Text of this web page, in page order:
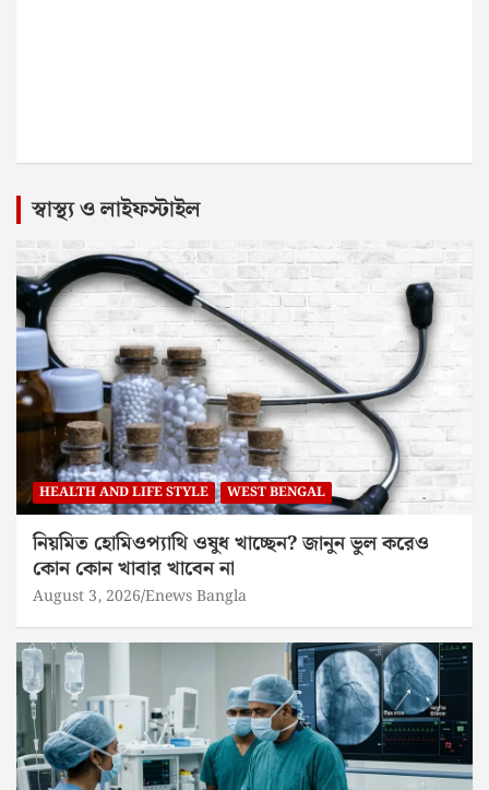
স্বাস্থ্য ও লাইফস্টাইল
HEALTH AND LIFE STYLE WEST BENGAL
নিয়মিত হোমিওপ্যাথি ওষুধ খাচ্ছেন? জানুন ভুল করেও
কোন কোন খাবার খাবেন না
August 3, 2026 Enews Bangla